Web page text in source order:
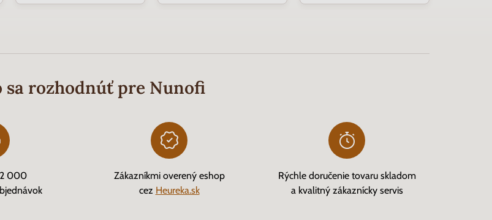
sa rozhodnúť pre Nunofi
000
Zákazníkmi overený eshop
cez Heureka.sk
Rýchle doručenie tovaru skladom
a kvalitný zákaznícky servis